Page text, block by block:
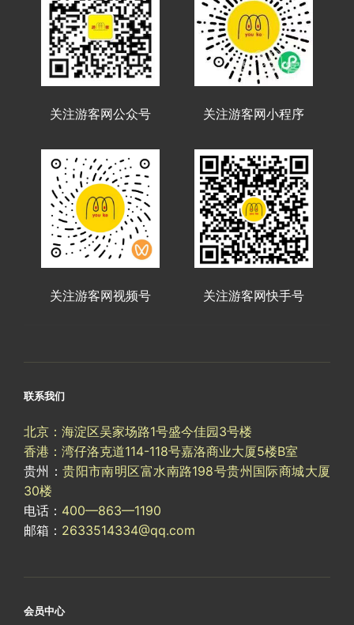
关注游客网公众号 关注游客网小程序
关注游客网视频号 关注游客网快手号
联系我们
北京：海淀区吴家场路1号盛今佳园3号楼
香港：湾仔洛克道114-118号嘉洛商业大厦5楼B室
贵州：贵阳市南明区富水南路198号贵州国际商城大厦
30楼
电话： 400—863—1190
邮箱： 2633514334@qq.com
会员中心